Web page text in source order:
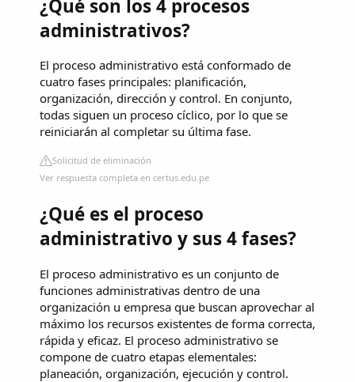
¿Qué son los 4 procesos
administrativos?
El proceso administrativo está conformado de
cuatro fases principales: planificación,
organización, dirección y control. En conjunto,
todas siguen un proceso cíclico, por lo que se
reiniciarán al completar su última fase.
Solicitud de eliminación
Ver respuesta completa en certus.edu.pe
¿Qué es el proceso
administrativo y sus 4 fases?
El proceso administrativo es un conjunto de
funciones administrativas dentro de una
organización u empresa que buscan aprovechar al
máximo los recursos existentes de forma correcta,
rápida y eficaz. El proceso administrativo se
compone de cuatro etapas elementales:
planeación, organización, ejecución y control.